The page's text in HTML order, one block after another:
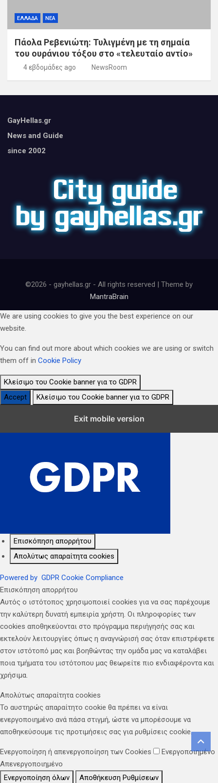
ΕΛΛΑΔΑ ΝΕΑ
Πάολα Ρεβενιώτη: Τυλιγμένη με τη σημαία
του ουράνιου τόξου στο «τελευταίο αντίο»
4 εβδομάδες ago NewsRoom
GayHellas.gr
News and Guide
since 2002
©2026 - gayhellas.gr - All rights reserved | Theme by
MantraBrain
We are using cookies to give you the best experience on our
website.
You can find out more about which cookies we are using or switch
them off in Cookie Policy
Κλείσιμο του Cookie banner για το GDPR
Accept
Κλείσιμο του Cookie banner για το GDPR
Exit mobile version
Επισκόπηση απορρήτου
Απολύτως απαραίτητα cookies
Powered by GDPR Cookie Compliance
Επισκόπηση απορρήτου
Αυτός ο ιστότοπος χρησιμοποιεί cookies για να σας παρέχουμε
την καλύτερη δυνατή εμπειρία χρήστη. Οι πληροφορίες των
cookies αποθηκεύονται στο πρόγραμμα περιήγησής σας και
εκτελούν λειτουργίες όπως η αναγνώρισή σας όταν επιστρέφετε
στον ιστότοπό μας και βοηθώντας την ομάδα μας να καταλάβει
ποια τμήματα του ιστότοπου μας θεωρείτε πιο ενδιαφέροντα και
χρήσιμα.
Απολύτως απαραίτητα cookies
Το αυστηρώς απαραίτητο cookie θα πρέπει να είναι
ενεργοποιημένο ανά πάσα στιγμή, ώστε να μπορέσουμε να
αποθηκεύσουμε τις προτιμήσεις σας για ρυθμίσεις cookie.
Ενεργοποίηση ή απενεργοποίηση των Cookies
Ενεργοποιημένο
Απενεργοποιημένο
Ενεργοποίηση όλων
Αποθήκευση Ρυθμίσεων